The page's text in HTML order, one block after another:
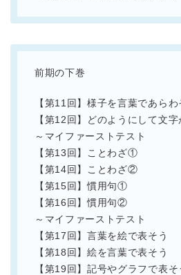
前期の下巻
【第11回】様子を言葉であらわ
【第12回】どのようにして文
～マイファーストテスト
【第13回】ことわざ①
【第14回】ことわざ②
【第15回】慣用句①
【第16回】慣用句②
～マイファーストテスト
【第17回】言葉を絵で表そう
【第18回】絵を言葉で表そう
【第19回】記号やグラフで表そ